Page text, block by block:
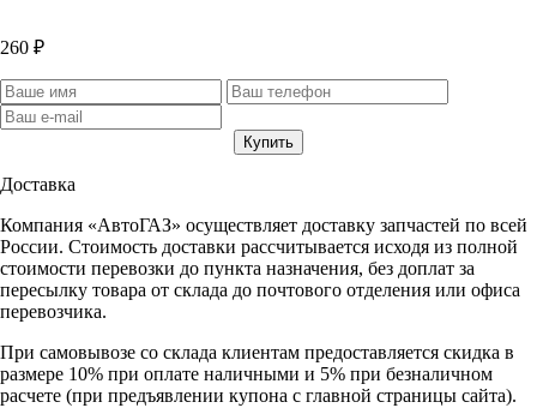
260 ₽
Доставка
Компания «АвтоГАЗ» осуществляет доставку запчастей по всей
России. Стоимость доставки рассчитывается исходя из полной
стоимости перевозки до пункта назначения, без доплат за
пересылку товара от склада до почтового отделения или офиса
перевозчика.
При самовывозе со склада клиентам предоставляется скидка в
размере 10% при оплате наличными и 5% при безналичном
расчете (при предъявлении купона с главной страницы сайта).